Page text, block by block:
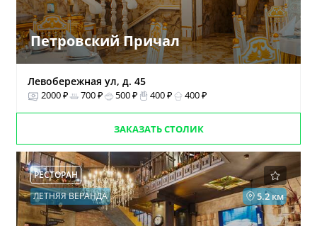
Петровский Причал
Левобережная ул, д. 45
2000 ₽ 700 ₽ 500 ₽ 400 ₽ 400 ₽
ЗАКАЗАТЬ СТОЛИК
РЕСТОРАН
5.2 км
ЛЕТНЯЯ ВЕРАНДА